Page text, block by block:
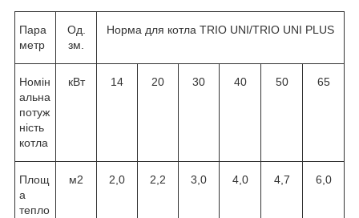
Пара
метр
Од.
зм.
Норма для котла TRIO UNI/TRIO UNI PLUS
Номін
альна
потуж
ність
котла
кВт 14 20 30 40 50 65
Площ
а
тепло
м2 2,0 2,2 3,0 4,0 4,7 6,0